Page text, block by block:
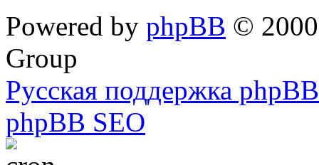
Powered by phpBB ©
Group
Русская поддержка phpBB
phpBB SEO